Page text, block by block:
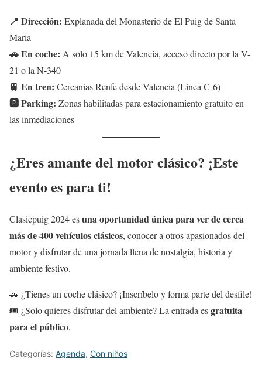
📍 Dirección: Explanada del Monasterio de El Puig de Santa
Maria
🚗 En coche: A solo 15 km de Valencia, acceso directo por la V-
21 o la N-340
🚆 En tren: Cercanías Renfe desde Valencia (Línea C-6)
🅿️ Parking: Zonas habilitadas para estacionamiento gratuito en
las inmediaciones
¿Eres amante del motor clásico? ¡Este
evento es para ti!
Clasicpuig 2024 esuna oportunidad única para ver de cerca
más de 400 vehículos clásicos, conocer a otros apasionados del
motor y disfrutar de una jornada llena de nostalgia, historia y
ambiente festivo.
🚗 ¿Tienes un coche clásico? ¡Inscríbelo y forma parte del desfile!
🎟️ ¿Solo quieres disfrutar del ambiente? La entrada esgratuita
para el público.
Categorías: Agenda, Con niños